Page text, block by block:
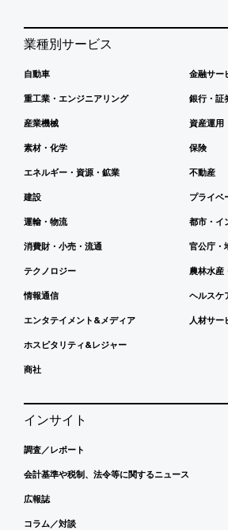
業種別サービス
自動車
重工業・エンジニアリング
産業機械
素材・化学
エネルギー・資源・鉱業
建設
運輸・物流
消費財・小売・流通
テクノロジー
情報通信
エンタテイメント&メディア
ホスピタリティ&レジャー
商社
金融サー
銀行・証
資産運用
保険
不動産
プライベ
都市・イ
官公庁・
農林水産
ヘルスケ
人材サー
インサイト
調査／レポート
会計基準や税制、法令等に関するニュース
広報誌
コラム／対談